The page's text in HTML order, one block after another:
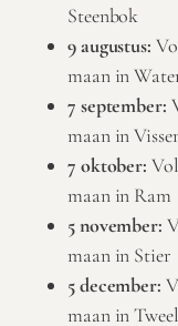
Steenbok
9 augustus:
maan in
7 september:
maan in
7 oktober:
maan in Ram
5 november:
maan in Stier
5 december:
maan in